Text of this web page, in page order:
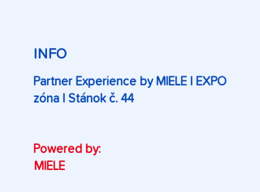
INFO
Partner Experience by MIELE | EXPO
zóna | Stánok č. 44
Powered by:
MIELE